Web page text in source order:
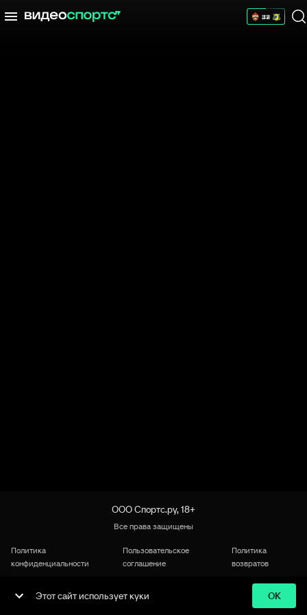
ООО Спортс.ру, 18+
Все права защищены
Политика
конфиденциальности
Пользовательское
соглашение
Политика
возвратов
Этот сайт использует куки OK